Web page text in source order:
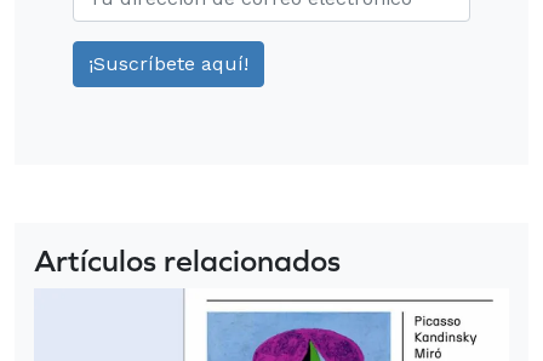
Artículos relacionados